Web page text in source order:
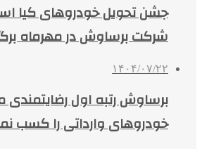
جشن تحویل خودروهای کیا
شرکت برساوش در مهرماه
۱۴۰۴/۰۷/۲۲
برساوش رتبه اول
خودروهای وارداتی را کسب